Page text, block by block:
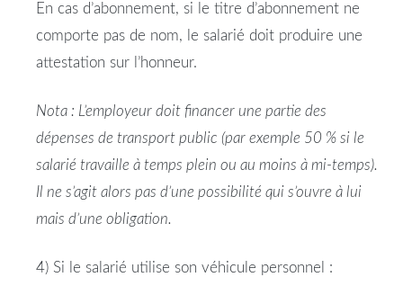
En cas d’abonnement, si le titre d’abonnement ne
comporte pas de nom, le salarié doit produire une
attestation sur l’honneur.
Nota : L’employeur doit financer une partie des
dépenses de transport public (par exemple 50 % si le
salarié travaille à temps plein ou au moins à mi-temps).
Il ne s’agit alors pas d’une possibilité qui s’ouvre à lui
mais d’une obligation.
4) Si le salarié utilise son véhicule personnel :